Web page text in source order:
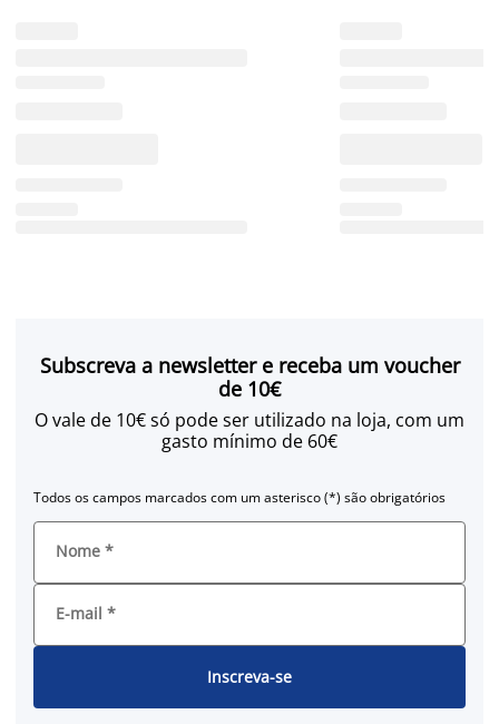
Subscreva a newsletter e receba um voucher
de 10€
O vale de 10€ só pode ser utilizado na loja, com um
gasto mínimo de 60€
Todos os campos marcados com um asterisco (*) são obrigatórios
Nome *
E-mail *
Inscreva-se